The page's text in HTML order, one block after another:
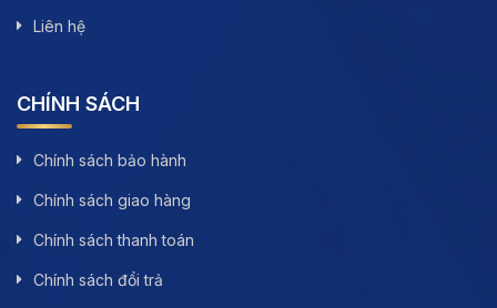
Liên hệ
CHÍNH SÁCH
Chính sách bảo hành
Chính sách giao hàng
Chính sách thanh toán
Chính sách đổi trả